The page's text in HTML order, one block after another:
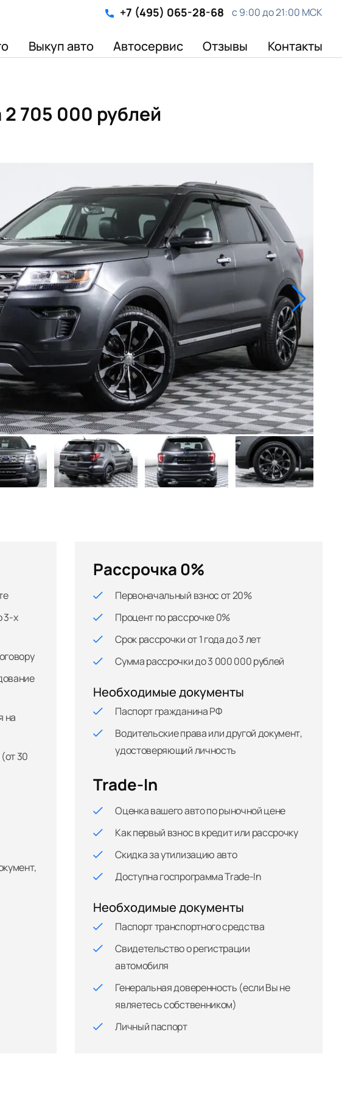
+7 (495) 065-28-68 с 9:00 до 21:00 МСК
Выкуп авто Автосервис Отзывы Контакты
2 705 000 рублей
3-х
на
30
Рассрочка 0%
Первоначальный взнос от 20%
Процент по рассрочке 0%
Срок рассрочки от 1 года до 3 лет
Сумма рассрочки до 3 000 000 рублей
Необходимые документы
Паспорт гражданина РФ
Водительские права или другой документ,
удостоверяющий личность
Trade-In
Оценка вашего авто по рыночной цене
Как первый взнос в кредит или рассрочку
Скидка за утилизацию авто
Доступна госпрограмма Trade-In
Необходимые документы
Паспорт транспортного средства
Свидетельство о регистрации
автомобиля
Генеральная доверенность (если Вы не
являетесь собственником)
Личный паспорт